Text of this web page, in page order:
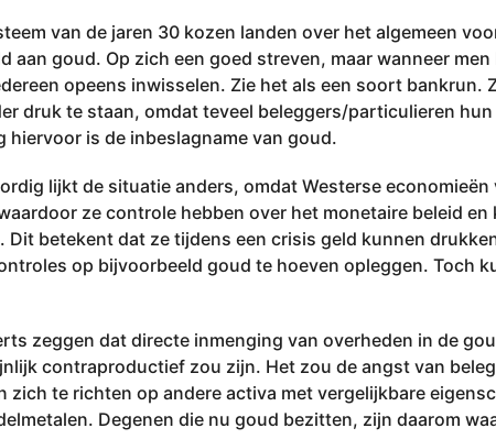
van de jaren 30 kozen landen over het algemeen
aan goud. Op zich een goed streven, maar wanneer
opeens inwisselen. Zie het als een soort bankrun.
druk te staan, ​​omdat teveel beleggers/particulieren
hiervoor is de inbeslagname van goud.
lijkt de situatie anders, omdat Westerse
ze controle hebben over het monetaire beleid
Dit betekent dat ze tijdens een crisis geld kunnen
op bijvoorbeeld goud te hoeven opleggen. Toch
zeggen dat directe inmenging van overheden in de
contraproductief zou zijn. Het zou de angst van
zich te richten op andere activa met vergelijkbare
Degenen die nu goud bezitten, zijn daarom